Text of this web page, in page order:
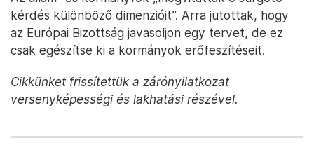
kérdés különböző dimenzióit”. Arra jutottak, hogy
az Európai Bizottság javasoljon egy tervet, de ez
csak egészítse ki a kormányok erőfeszítéseit.
Cikkünket frissítettük a zárónyilatkozat
versenyképességi és lakhatási részével.